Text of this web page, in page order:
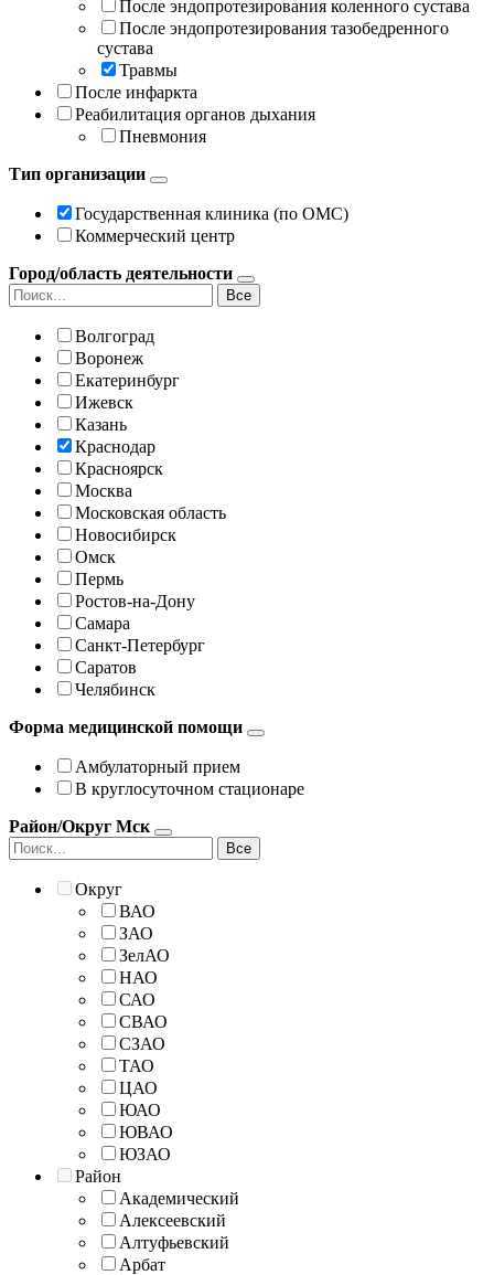
После эндопротезирования коленного сустава
После эндопротезирования тазобедренного
сустава
Травмы
После инфаркта
Реабилитация органов дыхания
Пневмония
Тип организации
Государственная клиника (по ОМС)
Коммерческий центр
Город/область деятельности
Все
Волгоград
Воронеж
Екатеринбург
Ижевск
Казань
Краснодар
Красноярск
Москва
Московская область
Новосибирск
Омск
Пермь
Ростов-на-Дону
Самара
Санкт-Петербург
Саратов
Челябинск
Форма медицинской помощи
Амбулаторный прием
В круглосуточном стационаре
Район/Округ Мск
Все
Округ
ВАО
ЗАО
ЗелАО
НАО
САО
СВАО
СЗАО
ТАО
ЦАО
ЮАО
ЮВАО
ЮЗАО
Район
Академический
Алексеевский
Алтуфьевский
Арбат